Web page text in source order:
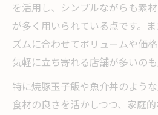
を活用し、シンプルながらも素
が多く用いられている点です。
ズムに合わせてボリュームや価
気軽に立ち寄れる店舗が多いのも
特に焼豚玉子飯や魚介丼のよう
食材の良さを活かしつつ、家庭